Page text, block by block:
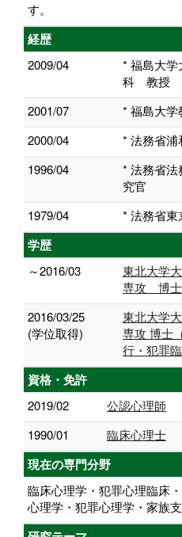
す。
経歴
2009/04
* 福島大学
科 教授
2001/07
* 福島大学
2000/04
* 法務省浦
1996/04
* 法務省法
究官
1979/04
* 法務省東
学歴
～2016/03
東北大学
専攻 博士
2016/03/25
(学位取得)
東北大学
専攻 博士
行・犯罪
資格・免許
2019/02
公認心理師
1990/01
臨床心理士
現在の専門分野
臨床心理学・犯罪心理臨床
心理学・犯罪心理学・家族